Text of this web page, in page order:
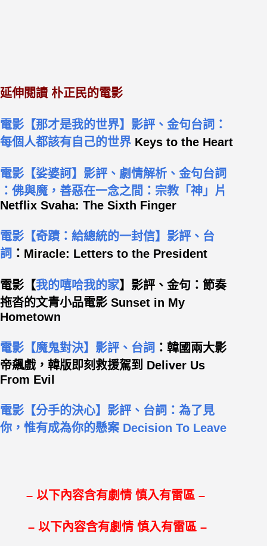
延伸閱讀 朴正民的電影
電影【那才是我的世界】影評、金句台詞：
每個人都該有自己的世界Keys to the Heart
電影【娑婆訶】影評、劇情解析、金句台詞
：佛與魔，善惡在一念之間：宗教「神」片
Netflix Svaha: The Sixth Finger
電影【奇蹟：給總統的一封信】影評、台
詞 ：Miracle: Letters to the President
電影【我的嘻哈我的家】影評、金句：節奏
拖沓的文青小品電影 Sunset in My
Hometown
電影【魔鬼對決】影評、台詞 ：韓國兩大影
帝飆戲，韓版即刻救援駕到 Deliver Us
From Evil
電影【分手的決心】影評、台詞：為了見
你，惟有成為你的懸案 Decision To Leave
– 以下內容含有劇情 慎入有雷區 –
– 以下內容含有劇情 慎入有雷區 –